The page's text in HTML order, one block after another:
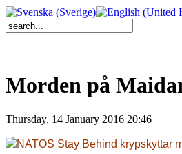
Morden på
Thursday, 14 January 2016 20:46
NATOS Stay Behind krypskyttar